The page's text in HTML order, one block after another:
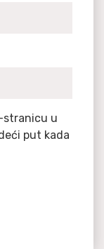
stranicu u
put kada